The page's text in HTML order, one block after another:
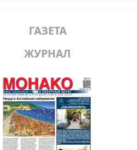
ГАЗЕТА
ЖУРНАЛ